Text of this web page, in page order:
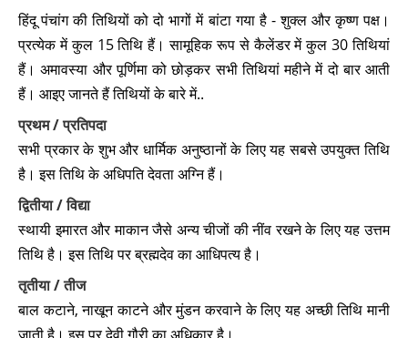
➔दुर्गा पूजा 2026
➔दशहरा 2026
➔करवा चौथ 2026
➔रोहिणी व्रत 2026
धन तेरस 2026
➔प्रदोष व्रत 2026
➔दीवाली 2026
हिंदू पंचांग की तिथियों को दो भागों में बांटा गया है - शुक्ल और कृष्ण पक्ष।
प्रत्येक में कुल 15 तिथि हैं। सामूहिक रूप से कैलेंडर में कुल 30 तिथियां
हैं। अमावस्या और पूर्णिमा को छोड़कर सभी तिथियां महीने में दो बार आती
हैं। आइए जानते हैं तिथियों के बारे में..
प्रथम / प्रतिपदा
सभी प्रकार के शुभ और धार्मिक अनुष्ठानों के लिए यह सबसे उपयुक्त तिथि
है। इस तिथि के अधिपति देवता अग्नि हैं।
द्वितीया / विद्या
स्थायी इमारत और माकान जैसे अन्य चीजों की नींव रखने के लिए यह उत्तम
तिथि है। इस तिथि पर ब्रह्मदेव का आधिपत्य है।
तृतीया / तीज
बाल कटाने, नाखून काटने और मुंडन करवाने के लिए यह अच्छी तिथि मानी